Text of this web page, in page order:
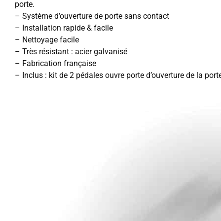
porte.
– Système d’ouverture de porte sans contact
– Installation rapide & facile
– Nettoyage facile
– Très résistant : acier galvanisé
– Fabrication française
– Inclus : kit de 2 pédales ouvre porte d’ouverture de la